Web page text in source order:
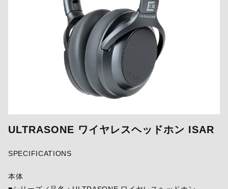
ULTRASONE ワイヤレスヘッドホン ISAR
SPECIFICATIONS
本体